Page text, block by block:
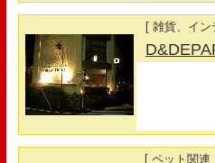
[ 雑貨、イン
[ ペット関連